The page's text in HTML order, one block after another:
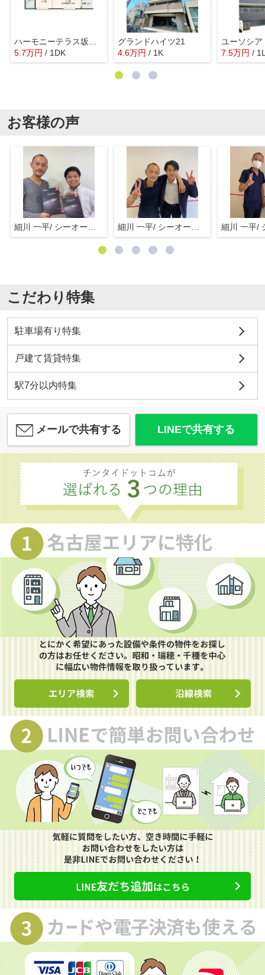
5.7万円 / 1DK
グランドハイツ21
4.6万円 / 1K
ユーソシア
7.5万円 /
お客様の声
こだわり特集
駐車場有り特集
戸建て賃貸特集
駅7分以内特集
メールで共有する LINEで共有する